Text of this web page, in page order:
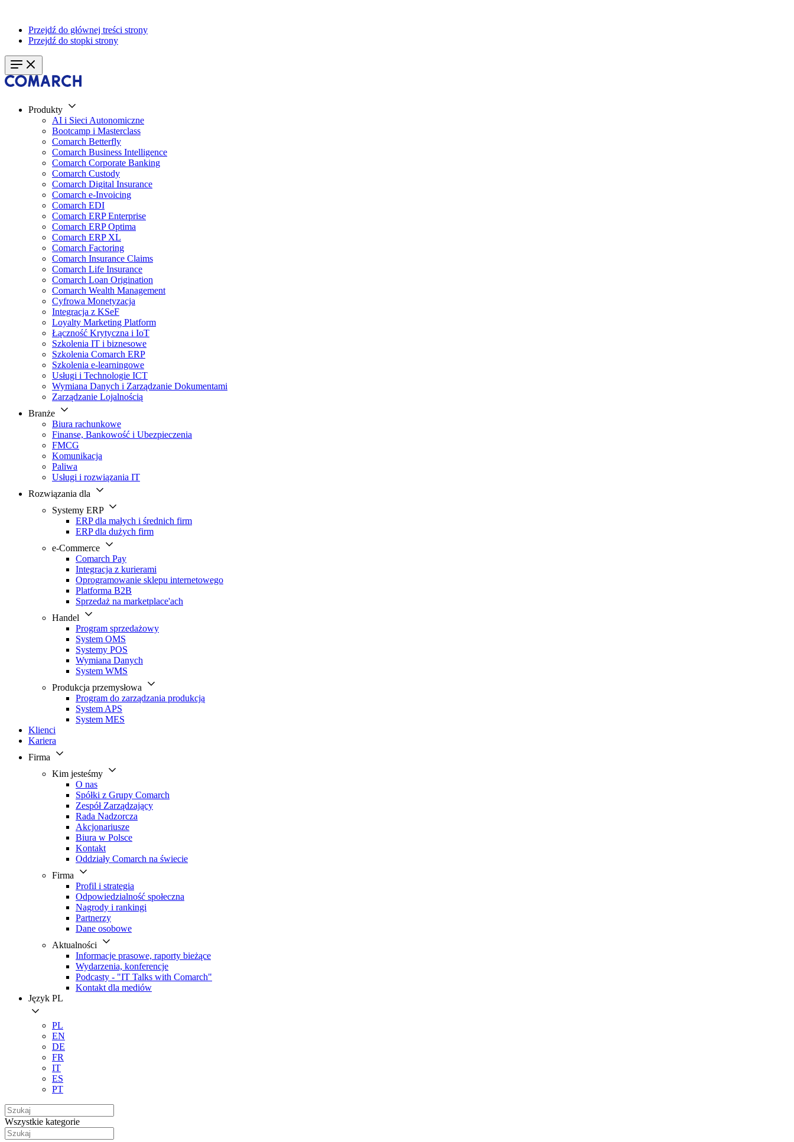
Przejdź do głównej treści strony
Przejdź do stopki strony
Produkty
AI i Sieci Autonomiczne
Bootcamp i Masterclass
Comarch Betterfly
Comarch Business Intelligence
Comarch Corporate Banking
Comarch Custody
Comarch Digital Insurance
Comarch e-Invoicing
Comarch EDI
Comarch ERP Enterprise
Comarch ERP Optima
Comarch ERP XL
Comarch Factoring
Comarch Insurance Claims
Comarch Life Insurance
Comarch Loan Origination
Comarch Wealth Management
Cyfrowa Monetyzacja
Integracja z KSeF
Loyalty Marketing Platform
Łączność Krytyczna i IoT
Szkolenia IT i biznesowe
Szkolenia Comarch ERP
Szkolenia e-learningowe
Usługi i Technologie ICT
Wymiana Danych i Zarządzanie Dokumentami
Zarządzanie Lojalnością
Branże
Biura rachunkowe
Finanse, Bankowość i Ubezpieczenia
FMCG
Komunikacja
Paliwa
Usługi i rozwiązania IT
Rozwiązania dla
Systemy ERP
ERP dla małych i średnich firm
ERP dla dużych firm
e-Commerce
Comarch Pay
Integracja z kurierami
Oprogramowanie sklepu internetowego
Platforma B2B
Sprzedaż na marketplace'ach
Handel
Program sprzedażowy
System OMS
Systemy POS
Wymiana Danych
System WMS
Produkcja przemysłowa
Program do zarządzania produkcją
System APS
System MES
Klienci
Kariera
Firma
Kim jesteśmy
O nas
Spółki z Grupy Comarch
Zespół Zarządzający
Rada Nadzorcza
Akcjonariusze
Biura w Polsce
Kontakt
Oddziały Comarch na świecie
Firma
Profil i strategia
Odpowiedzialność społeczna
Nagrody i rankingi
Partnerzy
Dane osobowe
Aktualności
Informacje prasowe, raporty bieżące
Wydarzenia, konferencje
Podcasty - "IT Talks with Comarch"
Kontakt dla mediów
Język PL
PL
EN
DE
FR
IT
ES
PT
Wszystkie kategorie